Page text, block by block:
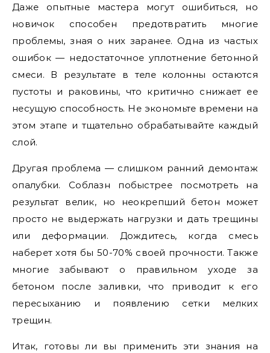
Даже опытные мастера могут ошибиться, но
новичок способен предотвратить многие
проблемы, зная о них заранее. Одна из частых
ошибок — недостаточное уплотнение бетонной
смеси. В результате в теле колонны остаются
пустоты и раковины, что критично снижает ее
несущую способность. Не экономьте времени на
этом этапе и тщательно обрабатывайте каждый
слой.
Другая проблема — слишком ранний демонтаж
опалубки. Соблазн побыстрее посмотреть на
результат велик, но неокрепший бетон может
просто не выдержать нагрузки и дать трещины
или деформации. Дождитесь, когда смесь
наберет хотя бы 50-70% своей прочности. Также
многие забывают о правильном уходе за
бетоном после заливки, что приводит к его
пересыханию и появлению сетки мелких
трещин.
Итак, готовы ли вы применить эти знания на